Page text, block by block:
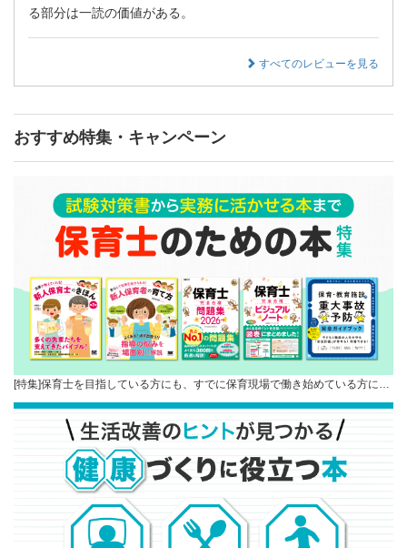
る部分は一読の価値がある。
すべてのレビューを見る
おすすめ特集・キャンペーン
[特集]保育士を目指している方にも、すでに保育現場で働き始めている方に…